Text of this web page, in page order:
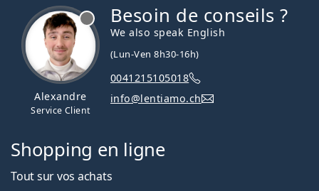
Alexandre
Service Client
Besoin de conseils ?
We also speak English
(Lun-Ven 8h30-16h)
0041215105018
info@lentiamo.ch
Shopping en ligne
Tout sur vos achats